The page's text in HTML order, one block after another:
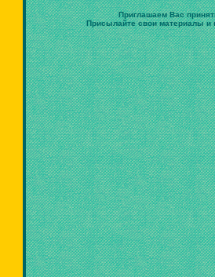
Приглашаем Вас
Присылайте свои материалы и